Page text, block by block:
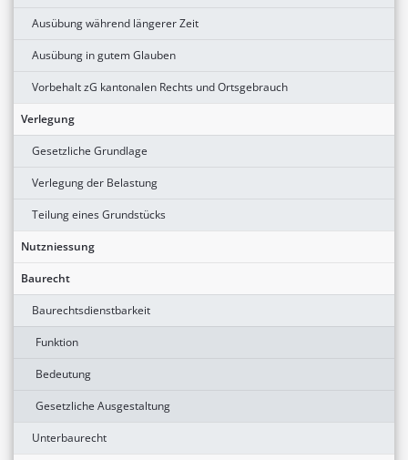
Ausübung während längerer Zeit
Ausübung in gutem Glauben
Vorbehalt zG kantonalen Rechts und Ortsgebrauch
Verlegung
Gesetzliche Grundlage
Verlegung der Belastung
Teilung eines Grundstücks
Nutzniessung
Baurecht
Baurechtsdienstbarkeit
Funktion
Bedeutung
Gesetzliche Ausgestaltung
Unterbaurecht